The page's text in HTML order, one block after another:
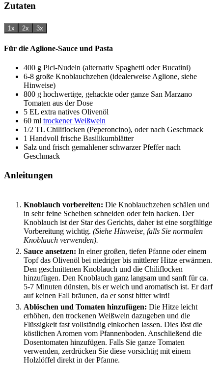
Zutaten
1x 2x 3x
Für die Aglione-Sauce und Pasta
400 g Pici-Nudeln (alternativ Spaghetti oder Bucatini)
6-8 große Knoblauchzehen (idealerweise Aglione, siehe
Hinweise)
800 g hochwertige, gehackte oder ganze San Marzano
Tomaten aus der Dose
5 EL extra natives Olivenöl
60 ml trockener Weißwein
1/2 TL Chiliflocken (Peperoncino), oder nach Geschmack
1 Handvoll frische Basilikumblätter
Salz und frisch gemahlener schwarzer Pfeffer nach
Geschmack
Anleitungen
Knoblauch vorbereiten: Die Knoblauchzehen schälen und
in sehr feine Scheiben schneiden oder fein hacken. Der
Knoblauch ist der Star des Gerichts, daher ist eine sorgfältige
Vorbereitung wichtig. (Siehe Hinweise, falls Sie normalen
Knoblauch verwenden).
Sauce ansetzen: In einer großen, tiefen Pfanne oder einem
Topf das Olivenöl bei niedriger bis mittlerer Hitze erwärmen.
Den geschnittenen Knoblauch und die Chiliflocken
hinzufügen. Den Knoblauch ganz langsam und sanft für ca.
5-7 Minuten dünsten, bis er weich und aromatisch ist. Er darf
auf keinen Fall bräunen, da er sonst bitter wird!
Ablöschen und Tomaten hinzufügen: Die Hitze leicht
erhöhen, den trockenen Weißwein dazugeben und die
Flüssigkeit fast vollständig einkochen lassen. Dies löst die
köstlichen Aromen vom Pfannenboden. Anschließend die
Dosentomaten hinzufügen. Falls Sie ganze Tomaten
verwenden, zerdrücken Sie diese vorsichtig mit einem
Holzlöffel direkt in der Pfanne.